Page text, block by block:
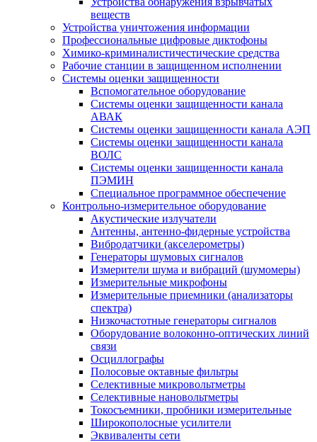
веществ
Устройства уничтожения информации
Профессиональные цифровые диктофоны
Химико-криминалистичестические средства
Рабочие станции в защищенном исполнении
Системы оценки защищенности
Вспомогательное оборудование
Системы оценки защищенности канала
АВАК
Системы оценки защищенности канала АЭП
Системы оценки защищенности канала
ВОЛС
Системы оценки защищенности канала
ПЭМИН
Специальное программное обеспечение
Контрольно-измерительное оборудование
Акустические излучатели
Антенны, антенно-фидерные устройства
Вибродатчики (акселерометры)
Генераторы шумовых сигналов
Измерители шума и вибраций (шумомеры)
Измерительные микрофоны
Измерительные приемники (анализаторы
спектра)
Низкочастотные генераторы сигналов
Оборудование волоконно-оптических линий
связи
Осциллографы
Полосовые октавные фильтры
Селективные микровольтметры
Селективные нановольтметры
Токосъемники, пробники измерительные
Широкополосные усилители
Эквиваленты сети